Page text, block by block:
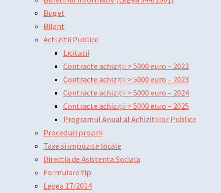
Buget
Bilant
Achizitii Publice
Licitatii
Contracte achiziții > 5000 euro – 2022
Contracte achiziții > 5000 euro – 2023
Contracte achiziții > 5000 euro – 2024
Contracte achiziții > 5000 euro – 2025
Programul Anual al Achizitiilor Publice
Proceduri proprii
Taxe si impozite locale
Directia de Asistenta Sociala
Formulare tip
Legea 17/2014